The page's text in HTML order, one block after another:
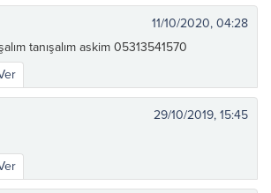
11/10/2020, 04:28
tanışalım askim 05313541570
29/10/2019, 15:45